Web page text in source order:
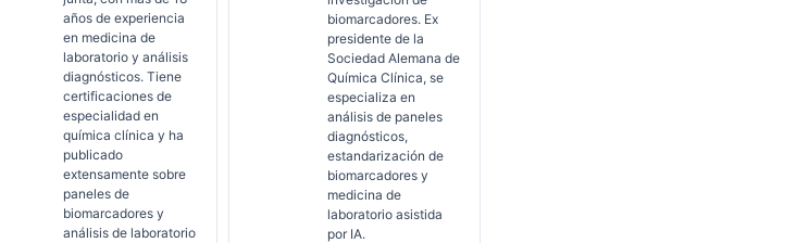
años de experiencia
en medicina de
laboratorio y análisis
diagnósticos. Tiene
certificaciones de
especialidad en
química clínica y ha
publicado
extensamente sobre
paneles de
biomarcadores y
análisis de laboratorio
biomarcadores. Ex
presidente de la
Sociedad Alemana de
Química Clínica, se
especializa en
análisis de paneles
diagnósticos,
estandarización de
biomarcadores y
medicina de
laboratorio asistida
por IA.